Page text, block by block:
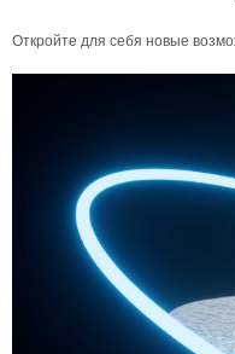
Откройте для себя новые